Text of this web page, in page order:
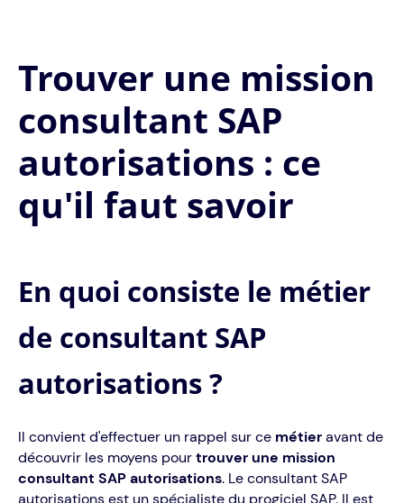
Trouver une mission
consultant SAP
autorisations : ce
qu'il faut savoir
En quoi consiste le métier
de consultant SAP
autorisations ?
Il convient d'effectuer un rappel sur ce métieravant de
découvrir les moyens pourtrouver une mission
consultant SAP autorisations. Le consultant SAP